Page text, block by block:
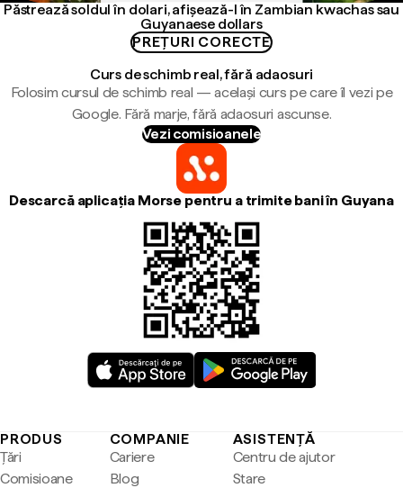
Păstrează soldul în dolari, afișează-l în Zambian kwachas sau
Guyanaese dollars
PREȚURI CORECTE
Curs de schimb real, fără adaosuri
Folosim cursul de schimb real — același curs pe care îl vezi pe
Google. Fără marje, fără adaosuri ascunse.
Vezi comisioanele
Descarcă aplicația Morse pentru a trimite bani în Guyana
PRODUS
Țări
Comisioane
COMPANIE
Cariere
Blog
ASISTENȚĂ
Centru de ajutor
Stare